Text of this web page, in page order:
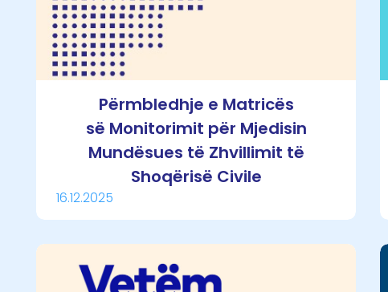
Përmbledhje e Matricës
së Monitorimit për Mjedisin
Mundësues të Zhvillimit të
Shoqërisë Civile
16.12.2025